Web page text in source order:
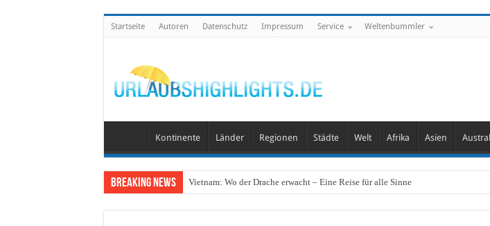
Startseite Autoren Datenschutz Impressum Service Weltenbummler
Kontinente Länder Regionen Städte Welt Afrika Asien
Breaking News Vietnam: Wo der Drache erwacht – Eine Reise für alle Sinne